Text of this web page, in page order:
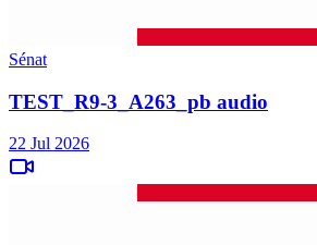
Sénat
TEST_R9-3_A263_pb audio
22 Jul 2026